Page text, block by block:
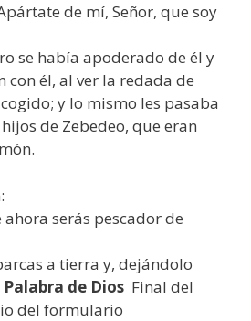
de mí, Señor, que soy
se había apoderado de él y
con él, al ver la redada de
y lo mismo les pasaba
de Zebedeo, que eran
ahora serás pescador de
a tierra y, dejándolo
Palabra de Dios Final del
del formulario